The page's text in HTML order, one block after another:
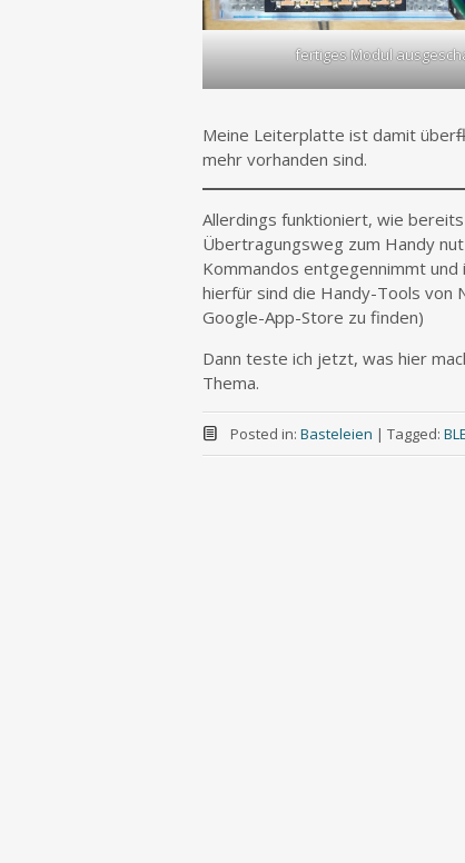
fertiges Modul
Meine Leiterplatte ist damit über
mehr vorhanden sind.
Allerdings funktioniert, wie
Übertragungsweg zum Handy
Kommandos entgegennimmt
hierfür sind die Handy-Tools von
Google-App-Store zu finden)
Dann teste ich jetzt, was hier
Thema.
Posted in: Basteleien | Tagged: BLE